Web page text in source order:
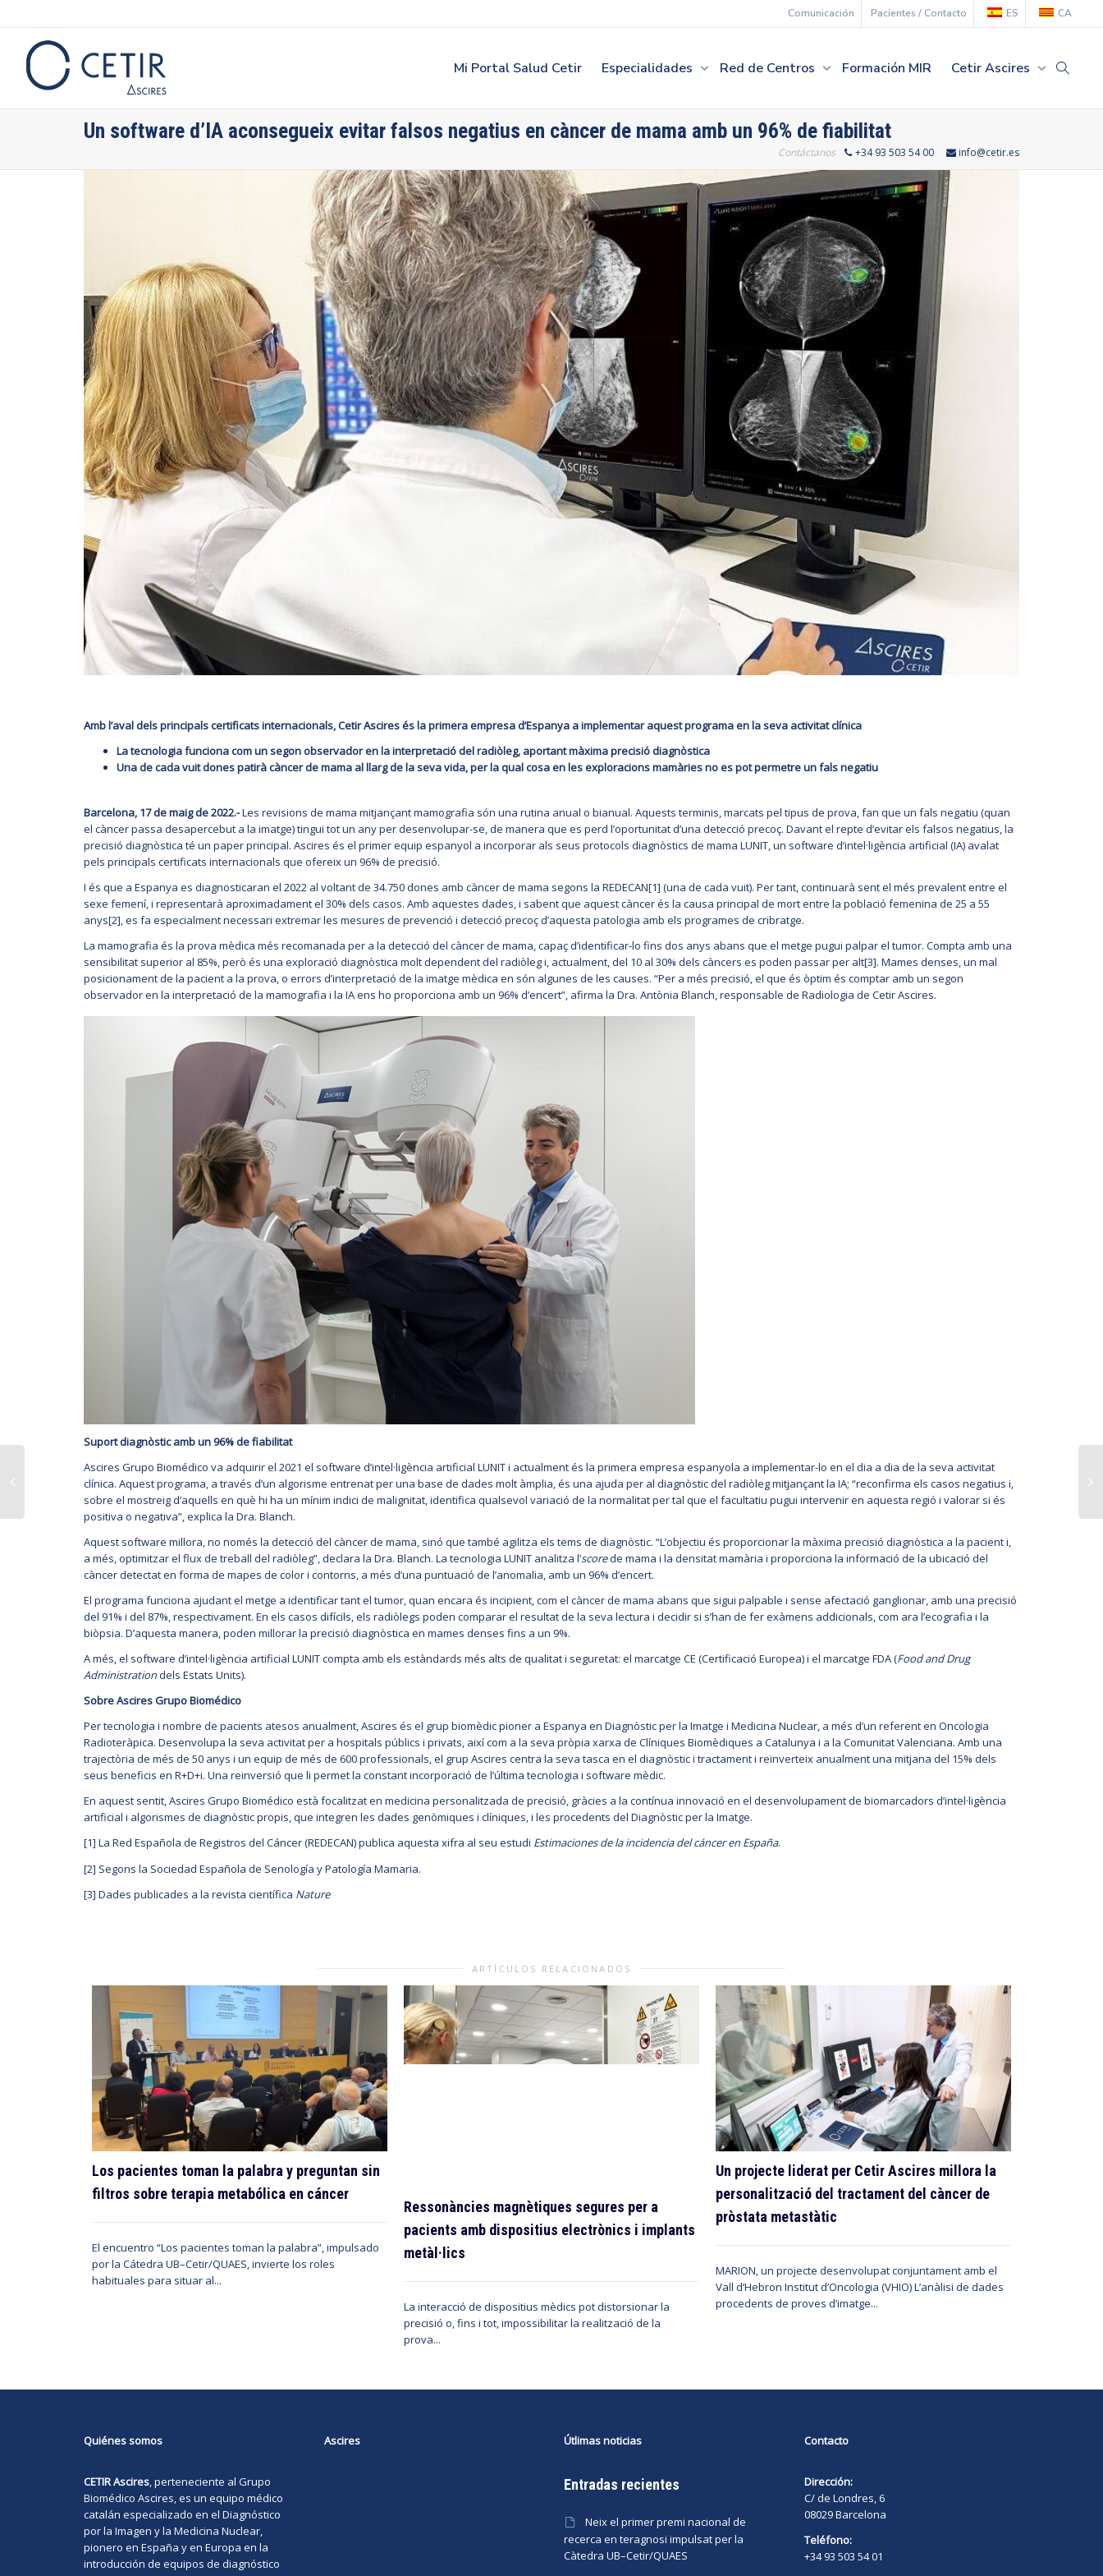
Comunicación Pacientes / Contacto ES CA
Mi Portal Salud Cetir Especialidades Red de Centros Formación MIR Cetir Ascires
Un software d’IA aconsegueix evitar falsos negatius en càncer de mama amb un 96% de fiabilitat
Contáctanos +34 93 503 54 00 info@cetir.es
Amb l’aval dels principals certificats internacionals, Cetir Ascires és la primera empresa d’Espanya a implementar aquest programa en la seva activitat clínica
La tecnologia funciona com un segon observador en la interpretació del radiòleg, aportant màxima precisió diagnòstica
Una de cada vuit dones patirà càncer de mama al llarg de la seva vida, per la qual cosa en les exploracions mamàries no es pot permetre un fals negatiu
Barcelona, 17 de maig de 2022.-Les revisions de mama mitjançant mamografia són una rutina anual o bianual. Aquests terminis, marcats pel tipus de prova, fan que un fals negatiu (quan
el càncer passa desapercebut a la imatge) tingui tot un any per desenvolupar-se, de manera que es perd l’oportunitat d’una detecció precoç. Davant el repte d’evitar els falsos negatius, la
precisió diagnòstica té un paper principal. Ascires és el primer equip espanyol a incorporar als seus protocols diagnòstics de mama LUNIT, un software d’intel·ligència artificial (IA) avalat
pels principals certificats internacionals que ofereix un 96% de precisió.
I és que a Espanya es diagnosticaran el 2022 al voltant de 34.750 dones amb càncer de mama segons la REDECAN[1] (una de cada vuit). Per tant, continuarà sent el més prevalent entre el
sexe femení, i representarà aproximadament el 30% dels casos. Amb aquestes dades, i sabent que aquest càncer és la causa principal de mort entre la població femenina de 25 a 55
anys[2], es fa especialment necessari extremar les mesures de prevenció i detecció precoç d’aquesta patologia amb els programes de cribratge.
La mamografia és la prova mèdica més recomanada per a la detecció del càncer de mama, capaç d’identificar-lo fins dos anys abans que el metge pugui palpar el tumor. Compta amb una
sensibilitat superior al 85%, però és una exploració diagnòstica molt dependent del radiòleg i, actualment, del 10 al 30% dels càncers es poden passar per alt[3]. Mames denses, un mal
posicionament de la pacient a la prova, o errors d’interpretació de la imatge mèdica en són algunes de les causes. “Per a més precisió, el que és òptim és comptar amb un segon
observador en la interpretació de la mamografia i la IA ens ho proporciona amb un 96% d’encert”, afirma la Dra. Antònia Blanch, responsable de Radiologia de Cetir Ascires.
Suport diagnòstic amb un 96% de fiabilitat
Ascires Grupo Biomédico va adquirir el 2021 el software d’intel·ligència artificial LUNIT i actualment és la primera empresa espanyola a implementar-lo en el dia a dia de la seva activitat
clínica. Aquest programa, a través d’un algorisme entrenat per una base de dades molt àmplia, és una ajuda per al diagnòstic del radiòleg mitjançant la IA; “reconfirma els casos negatius i,
sobre el mostreig d’aquells en què hi ha un mínim indici de malignitat, identifica qualsevol variació de la normalitat per tal que el facultatiu pugui intervenir en aquesta regió i valorar si és
positiva o negativa”, explica la Dra. Blanch.
Aquest software millora, no només la detecció del càncer de mama, sinó que també agilitza els tems de diagnòstic. “L’objectiu és proporcionar la màxima precisió diagnòstica a la pacient i,
a més, optimitzar el flux de treball del radiòleg”, declara la Dra. Blanch. La tecnologia LUNIT analitza l’scorede mama i la densitat mamària i proporciona la informació de la ubicació del
càncer detectat en forma de mapes de color i contorns, a més d’una puntuació de l’anomalia, amb un 96% d’encert.
El programa funciona ajudant el metge a identificar tant el tumor, quan encara és incipient, com el càncer de mama abans que sigui palpable i sense afectació ganglionar, amb una precisió
del 91% i del 87%, respectivament. En els casos difícils, els radiòlegs poden comparar el resultat de la seva lectura i decidir si s’han de fer exàmens addicionals, com ara l’ecografia i la
biòpsia. D’aquesta manera, poden millorar la precisió diagnòstica en mames denses fins a un 9%.
A més, el software d’intel·ligència artificial LUNIT compta amb els estàndards més alts de qualitat i seguretat: el marcatge CE (Certificació Europea) i el marcatge FDA (Food and Drug
Administrationdels Estats Units).
Sobre Ascires Grupo Biomédico
Per tecnologia i nombre de pacients atesos anualment, Ascires és el grup biomèdic pioner a Espanya en Diagnòstic per la Imatge i Medicina Nuclear, a més d’un referent en Oncologia
Radioteràpica. Desenvolupa la seva activitat per a hospitals públics i privats, així com a la seva pròpia xarxa de Clíniques Biomèdiques a Catalunya i a la Comunitat Valenciana. Amb una
trajectòria de més de 50 anys i un equip de més de 600 professionals, el grup Ascires centra la seva tasca en el diagnòstic i tractament i reinverteix anualment una mitjana del 15% dels
seus beneficis en R+D+i. Una reinversió que li permet la constant incorporació de l’última tecnologia i software mèdic.
En aquest sentit, Ascires Grupo Biomédico està focalitzat en medicina personalitzada de precisió, gràcies a la contínua innovació en el desenvolupament de biomarcadors d’intel·ligència
artificial i algorismes de diagnòstic propis, que integren les dades genòmiques i clíniques, i les procedents del Diagnòstic per la Imatge.
[1] La Red Española de Registros del Cáncer (REDECAN) publica aquesta xifra al seu estudi Estimaciones de la incidencia del cáncer en España.
[2] Segons la Sociedad Española de Senología y Patología Mamaria.
[3] Dades publicades a la revista científica Nature
ARTÍCULOS RELACIONADOS
Los pacientes toman la palabra y preguntan sin
filtros sobre terapia metabólica en cáncer
El encuentro “Los pacientes toman la palabra”, impulsado
por la Cátedra UB–Cetir/QUAES, invierte los roles
habituales para situar al...
Ressonàncies magnètiques segures per a
pacients amb dispositius electrònics i implants
metàl·lics
La interacció de dispositius mèdics pot distorsionar la
precisió o, fins i tot, impossibilitar la realització de la
prova...
Un projecte liderat per Cetir Ascires millora la
personalització del tractament del càncer de
pròstata metastàtic
MARION, un projecte desenvolupat conjuntament amb el
Vall d’Hebron Institut d’Oncologia (VHIO) L’anàlisi de dades
procedents de proves d’imatge...
Quiénes somos
CETIR Ascires, perteneciente al Grupo
Biomédico Ascires, es un equipo médico
catalán especializado en el Diagnóstico
por la Imagen y la Medicina Nuclear,
pionero en España y en Europa en la
introducción de equipos de diagnóstico
Ascires Útlimas noticias
Entradas recientes
Neix el primer premi nacional de
recerca en teragnosi impulsat per la
Càtedra UB–Cetir/QUAES
Contacto
Dirección:
C/ de Londres, 6
08029 Barcelona
Teléfono:
+34 93 503 54 01